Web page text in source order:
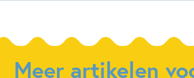
Meer artikelen